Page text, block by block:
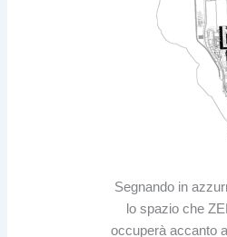
Segnando in
lo spazio che
occuperà accanto